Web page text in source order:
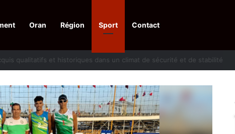
Oran Région Sport Contact
qualitatifs et historiques dans un climat de sécurité et de stabilité